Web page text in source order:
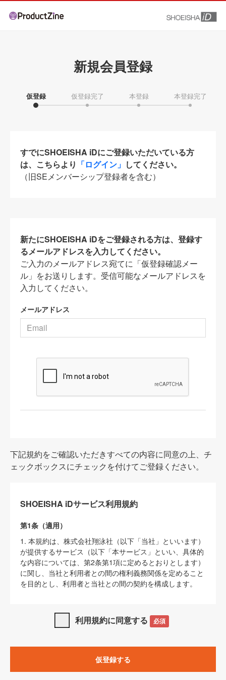
新規会員登録
仮登録 仮登録完了 本登録 本登録完了
すでにSHOEISHA iDにご登録いただいている方
は、こちらより 「ログイン」 してください。
（旧SEメンバーシップ登録者を含む）
新たにSHOEISHA iDをご登録される方は、登録す
るメールアドレスを入力してください。
ご入力のメールアドレス宛てに「仮登録確認メー
ル」をお送りします。受信可能なメールアドレスを
入力してください。
メールアドレス
下記規約をご確認いただきすべての内容に同意の上、チ
ェックボックスにチェックを付けてご登録ください。
SHOEISHA iDサービス利用規約
第1条（適用）
1. 本規約は、株式会社翔泳社（以下「当社」といいます）
が提供するサービス（以下「本サービス」といい、具体的
な内容については、第2条第1項に定めるとおりとします）
に関し、当社と利用者との間の権利義務関係を定めること
を目的とし、利用者と当社との間の契約を構成します。
SHOEISHA iDプライバシーポリシー」及び「
サイト上でのデータの利用について（Cookieポリシー）
3. 本規約の内容と、前項に記載する定めその他当社が定め
利用規約に同意する 必須
仮登録する